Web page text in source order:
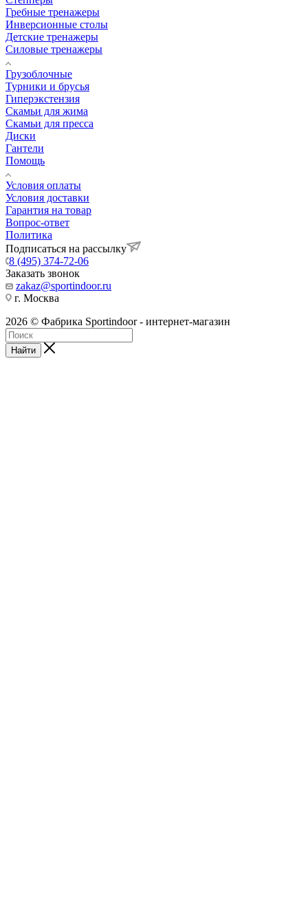
Гребные тренажеры
Инверсионные столы
Детские тренажеры
Силовые тренажеры
Грузоблочные
Турники и брусья
Гиперэкстензия
Скамьи для жима
Скамьи для пресса
Диски
Гантели
Помощь
Условия оплаты
Условия доставки
Гарантия на товар
Вопрос-ответ
Политика
Подписаться на рассылку
8 (495) 374-72-06
Заказать звонок
zakaz@sportindoor.ru
г. Москва
2026 © Фабрика Sportindoor - интернет-магазин
Найти